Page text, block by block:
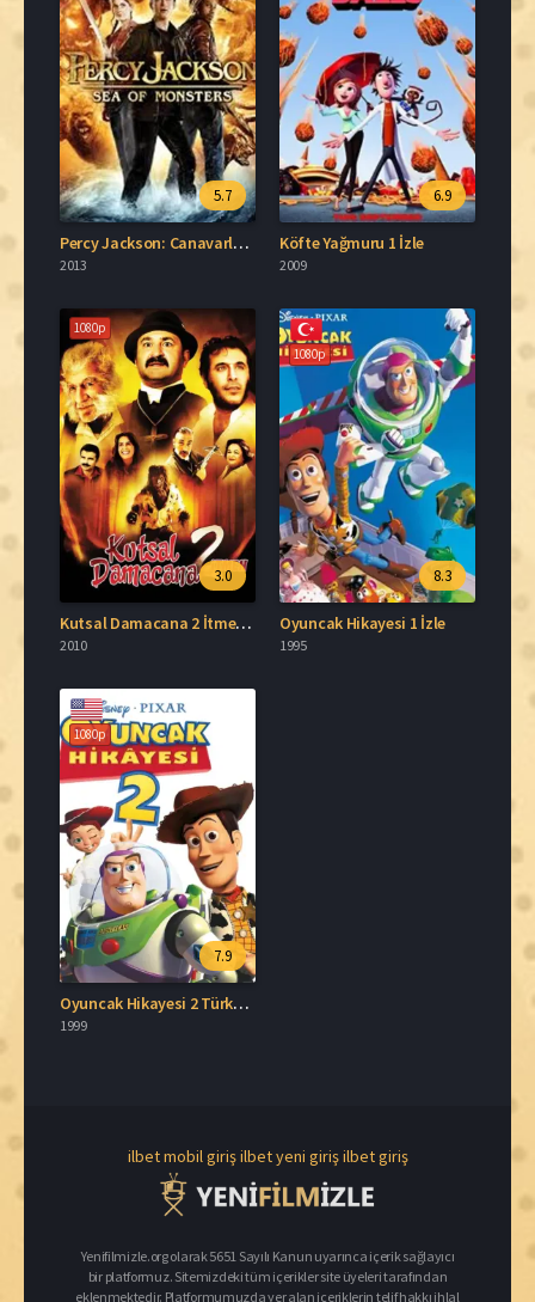
5.7
Percy Jackson: Canavarlar Denizi Türkçe Dublaj İzle
2013
6.9
Köfte Yağmuru 1 İzle
2009
1080p
3.0
Kutsal Damacana 2 İtmen İzle
2010
1080p
8.3
Oyuncak Hikayesi 1 İzle
1995
1080p
7.9
Oyuncak Hikayesi 2 Türkçe Dublaj İzle
1999
ilbet mobil girişilbet yeni girişilbet giriş
Yenifilmizle.org olarak 5651 Sayılı Kanun uyarınca içerik sağlayıcı
bir platformuz. Sitemizdeki tüm içerikler site üyeleri tarafından
eklenmektedir. Platformumuzda yer alan içeriklerin telif hakkı ihlal